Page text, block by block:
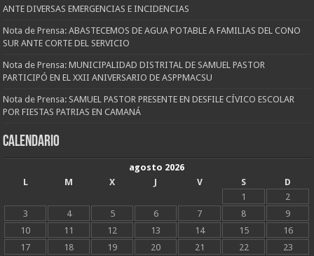
ANTE DIVERSAS EMERGENCIAS E INCIDENCIAS
Nota de Prensa: ABASTECEMOS DE AGUA POTABLE A FAMILIAS DEL CONO
SUR ANTE CORTE DEL SERVICIO
Nota de Prensa: MUNICIPALIDAD DISTRITAL DE SAMUEL PASTOR
PARTICIPÓ EN EL XXII ANIVERSARIO DE ASPPMACSU
Nota de Prensa: SAMUEL PASTOR PRESENTE EN DESFILE CÍVICO ESCOLAR
POR FIESTAS PATRIAS EN CAMANÁ
CALENDARIO
agosto 2026
L
M X J V S
D
1
2
3
4 5 6 7 8
9
10
11 12 13 14 15
16
17
18 19 20 21 22 23